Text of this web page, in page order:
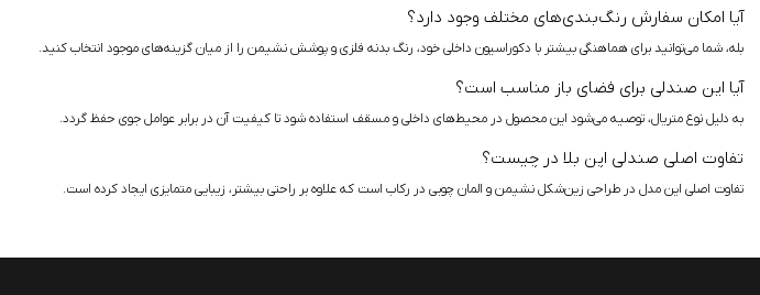
آیا امکان سفارش رنگ‌بندی‌های مختلف وجود دارد؟
بله، شما می‌توانید برای هماهنگی بیشتر با دکوراسیون داخلی خود، رنگ بدنه فلزی و پوشش نشیمن را از میان گزینه‌های موجود انتخاب کنید.
آیا این صندلی برای فضای باز مناسب است؟
به دلیل نوع متریال، توصیه می‌شود این محصول در محیط‌های داخلی و مسقف استفاده شود تا کیفیت آن در برابر عوامل جوی حفظ گردد.
تفاوت اصلی صندلی اپن بلا در چیست؟
تفاوت اصلی این مدل در طراحی زین‌شکل نشیمن و المان چوبی در رکاب است که علاوه بر راحتی بیشتر، زیبایی متمایزی ایجاد کرده است.